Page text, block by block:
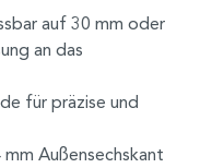
auf 30 mm oder
an das
für präzise und
Außensechskant